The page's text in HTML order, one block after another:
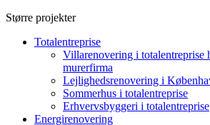
Større projekter
Totalentreprise
Villarenovering i totalentreprise
murerfirma
Lejlighedsrenovering i
Sommerhus i totalentreprise
Erhvervsbyggeri i totalentreprise
Energirenovering